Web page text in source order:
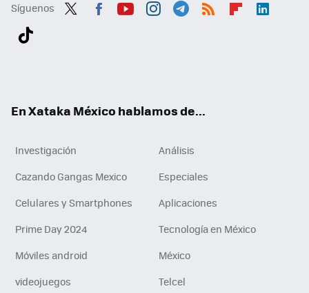
Síguenos
En Xataka México hablamos de...
Investigación
Análisis
Cazando Gangas Mexico
Especiales
Celulares y Smartphones
Aplicaciones
Prime Day 2024
Tecnología en México
Móviles android
México
videojuegos
Telcel